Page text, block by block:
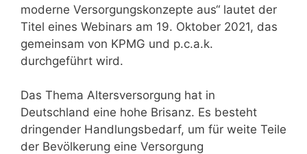
moderne Versorgungskonzepte aus“ lautet der
Titel eines Webinars am 19. Oktober 2021, das
gemeinsam von KPMG und p.c.a.k.
durchgeführt wird.
Das Thema Altersversorgung hat in
Deutschland eine hohe Brisanz. Es besteht
dringender Handlungsbedarf, um für weite Teile
der Bevölkerung eine Versorgung